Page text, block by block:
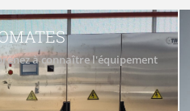
à connaître l'équipement